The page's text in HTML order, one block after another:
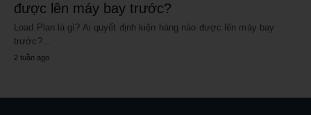
được lên máy bay trước?
Load Plan là gì? Ai quyết định kiện hàng nào được lên máy bay
trước?…
2 tuần ago